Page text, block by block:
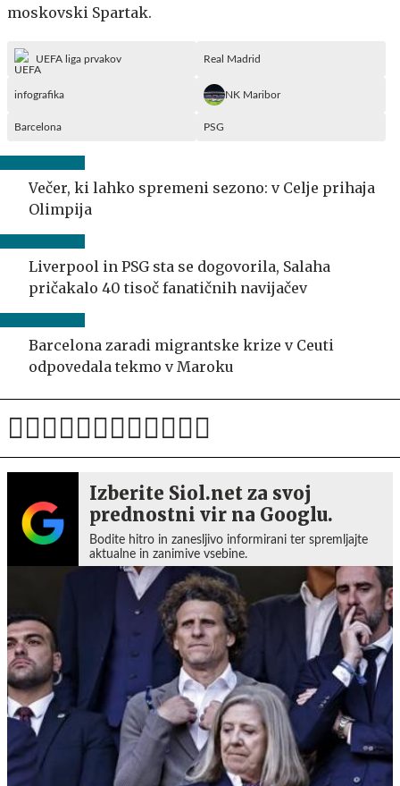
moskovski Spartak.
UEFA liga prvakov Real Madrid
infografika NK Maribor
Barcelona PSG
Večer, ki lahko spremeni sezono: v Celje prihaja
Olimpija
Liverpool in PSG sta se dogovorila, Salaha
pričakalo 40 tisoč fanatičnih navijačev
Barcelona zaradi migrantske krize v Ceuti
odpovedala tekmo v Maroku
Izberite Siol.net za svoj
prednostni vir na Googlu.
Bodite hitro in zanesljivo informirani ter spremljajte
aktualne in zanimive vsebine.